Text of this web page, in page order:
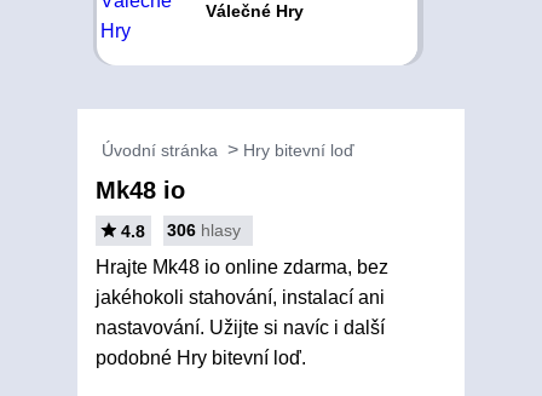
Válečné Hry
Úvodní stránka Hry bitevní loď
Mk48 io
4.8 306 hlasy
Hrajte Mk48 io online zdarma, bez
jakéhokoli stahování, instalací ani
nastavování. Užijte si navíc i další
podobné Hry bitevní loď.